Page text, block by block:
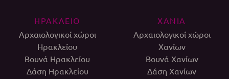
ΗΡΑΚΛΕΙΟ
Αρχαιολογικοί χώροι
Ηρακλείου
Βουνά Ηρακλείου
Δάση Ηρακλείου
ΧΑΝΙΑ
Αρχαιολογικοί χώροι
Χανίων
Βουνά Χανίων
Δάση Χανίων